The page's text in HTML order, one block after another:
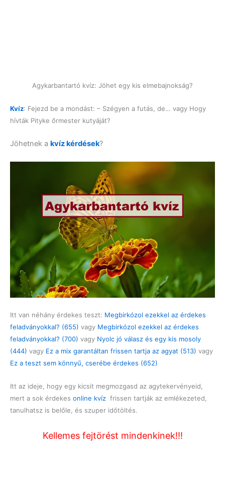
Agykarbantartó kvíz: Jöhet egy kis elmebajnokság?
Kvíz: Fejezd be a mondást: – Szégyen a futás, de… vagy Hogy
hívták Pityke őrmester kutyáját?
Jöhetnek a kvíz kérdések?
Itt van néhány érdekes teszt: Megbirkózol ezekkel az érdekes
feladványokkal? (655) vagy Megbirkózol ezekkel az érdekes
feladványokkal? (700) vagy Nyolc jó válasz és egy kis mosoly
(444) vagy Ez a mix garantáltan frissen tartja az agyat (513) vagy
Ez a teszt sem könnyű, cserébe érdekes (652)
Itt az ideje, hogy egy kicsit megmozgasd az agytekervényeid,
mert a sok érdekes online kvíz frissen tartják az emlékezeted,
tanulhatsz is belőle, és szuper időtöltés.
Kellemes fejtörést mindenkinek!!!